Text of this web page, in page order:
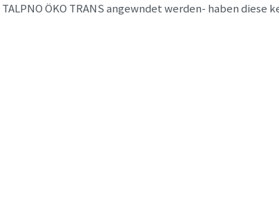
ÖKO TRANS angewndet werden- haben diese